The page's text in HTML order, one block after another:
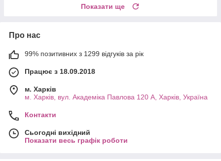
Показати ще
Про нас
99% позитивних з 1299 відгуків за рік
Працює з 18.09.2018
м. Харків
м. Харків, вул. Академіка Павлова 120 А, Харків, Україна
Контакти
Сьогодні вихідний
Показати весь графік роботи